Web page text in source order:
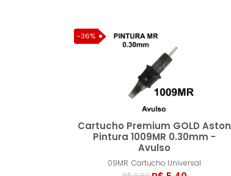
-36%
Cartucho Premium GOLD Aston
Pintura 1009MR 0.30mm -
Avulso
09MR Cartucho Universal
Comprar